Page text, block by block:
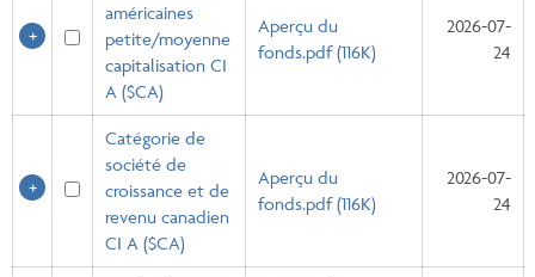
américaines
petite/moyenne
capitalisation CI
A ($CA)
Aperçu du
fonds.pdf (116K)
2026-07-
24
Catégorie de
société de
croissance et de
revenu canadien
CI A ($CA)
Aperçu du
fonds.pdf (116K)
2026-07-
24